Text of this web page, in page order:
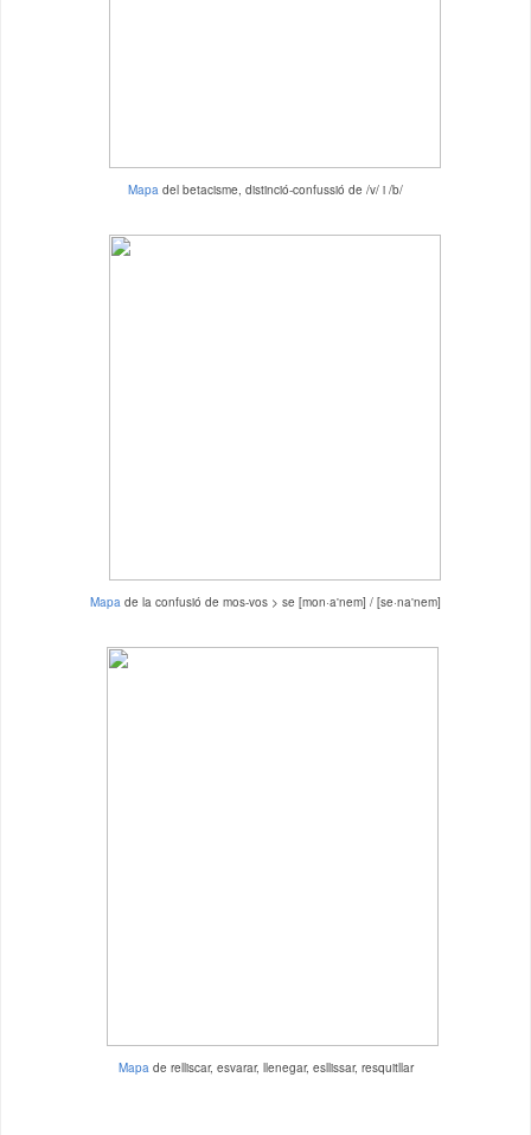
Mapa del betacisme, distinció-confussió de /v/ i /b/
Mapa de la confusió de mos-vos > se [mon·a'nem] / [se·na'nem]
Mapade relliscar, esvarar, llenegar, esllissar, resquitllar